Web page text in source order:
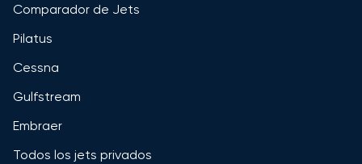
Comparador de Jets
Pilatus
Cessna
Gulfstream
Embraer
Todos los jets privados